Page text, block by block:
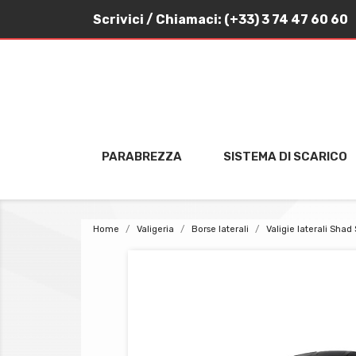
Scrivici / Chiamaci: (+33) 3 74 47 60 60
PARABREZZA SISTEMA DI SCARICO
Home Valigeria Borse laterali Valigie laterali Shad